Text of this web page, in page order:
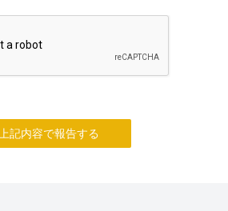
上記内容で報告する